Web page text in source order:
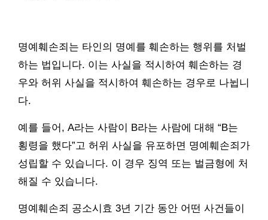
명예훼손죄는 타인의 명예를 훼손하는 행위를 처벌
하는 법입니다. 이는 사실을 적시하여 훼손하는 경
우와 허위 사실을 적시하여 훼손하는 경우로 나뉩니
다.
예를 들어, A라는 사람이 B라는 사람에 대해 “B는
횡령을 했다”고 허위 사실을 유포하면 명예훼손죄가
성립할 수 있습니다. 이 경우 징역 또는 벌금형에 처
해질 수 있습니다.
명예훼손죄 공소시효 3년 기간 동안 어떤 사건들이